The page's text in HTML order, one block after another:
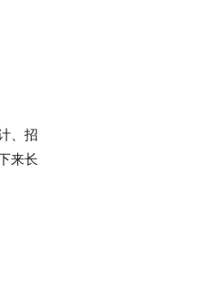
、招
来长